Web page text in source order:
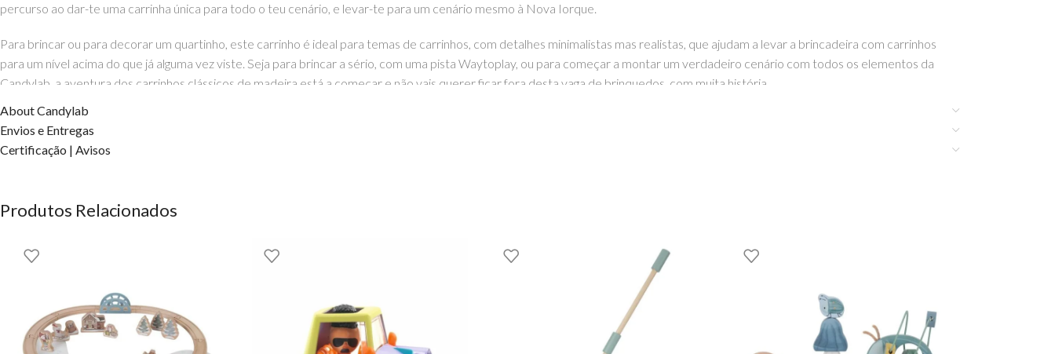
percurso ao dar-te uma carrinha única para todo o teu cenário, e levar-te para um cenário mesmo à Nova Iorque.
Para brincar ou para decorar um quartinho, este carrinho é ideal para temas de carrinhos, com detalhes minimalistas mas realistas, que ajudam a levar a brincadeira com carrinhos
para um nível acima do que já alguma vez viste. Seja para brincar a sério, com uma pista Waytoplay, ou para começar a montar um verdadeiro cenário com todos os elementos da
Candylab, a aventura dos carrinhos clássicos de madeira está a começar e não vais querer ficar fora desta vaga de brinquedos, com muita história.
Junta-lhe outros carrinhos da Candylab que temos pela EhGoom, disponíveis em vários tamanhos.
Material: Madeira
About Candylab
Envios e Entregas
Certificação | Avisos
Produtos Relacionados